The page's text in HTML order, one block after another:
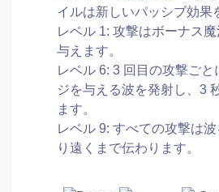
イルは新しいパッシブ効果
レベル 1: 攻撃はボーナス
与えます。
レベル 6: 3 回目の攻撃ごと
ジを与える波を発射し、3
ます。
レベル 9: すべての攻撃は
り遠くまで伝わります。